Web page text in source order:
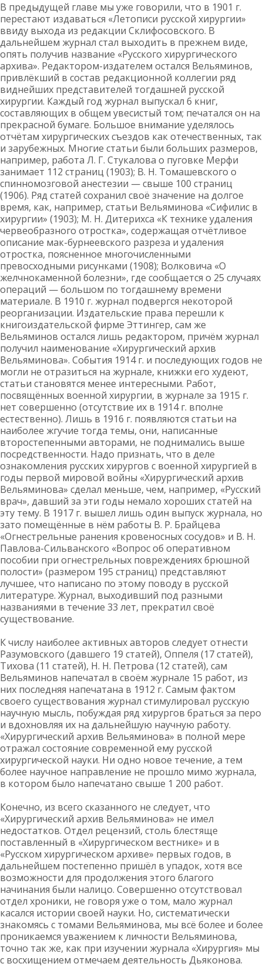
В предыдущей главе мы уже говорили, что в 1901 г.
перестают издаваться «Летописи русской хирургии»
ввиду выхода из редакции Склифосовского. В
дальнейшем журнал стал выходить в прежнем виде,
опять получив название «Русского хирургического
архива». Редактором-издателем остался Вельяминов,
привлёкший в состав редакционной коллегии ряд
виднейших представителей тогдашней русской
хирургии. Каждый год журнал выпускал 6 книг,
составляющих в общем увесистый том; печатался он на
прекрасной бумаге. Большое внимание уделялось
отчётам хирургических съездов как отечественных, так
и зарубежных. Многие статьи были больших размеров,
например, работа Л. Г. Стукалова о пуговке Мерфи
занимает 112 страниц (1903); В. Н. Томашевского о
спинномозговой анестезии — свыше 100 страниц
(1906). Ряд статей сохранил своё значение на долгое
время, как, например, статьи Вельяминова «Сифилис в
хирургии» (1903); М. Н. Дитерихса «К технике удаления
червеобразного отростка», содержащая отчётливое
описание мак-бурнеевского разреза и удаления
отростка, поясненное многочисленными
превосходными рисунками (1908); Волковича «О
желчнокаменной болезни», где сообщается о 25 случаях
операций — большом по тогдашнему времени
материале. В 1910 г. журнал подвергся некоторой
реорганизации. Издательские права перешли к
книгоиздательской фирме Эттингер, сам же
Вельяминов остался лишь редактором, причём журнал
получил наименование «Хирургический архив
Вельяминова». События 1914 г. и последующих годов не
могли не отразиться на журнале, книжки его худеют,
статьи становятся менее интересными. Работ,
посвящённых военной хирургии, в журнале за 1915 г.
нет совершенно (отсутствие их в 1914 г. вполне
естественно). Лишь в 1916 г. появляются статьи на
наиболее жгучие тогда темы, они, написанные
второстепенными авторами, не поднимались выше
посредственности. Надо признать, что в деле
ознакомления русских хирургов с военной хирургией в
годы первой мировой войны «Хирургический архив
Вельяминова» сделал меньше, чем, например, «Русский
врач», давший за эти годы немало хороших статей на
эту тему. В 1917 г. вышел лишь один выпуск журнала, но
зато помещённые в нём работы В. Р. Брайцева
«Огнестрельные ранения кровеносных сосудов» и В. Н.
Павлова-Сильванского «Вопрос об оперативном
пособии при огнестрельных повреждениях брюшной
полости» (размером 195 страниц) представляют
лучшее, что написано по этому поводу в русской
литературе. Журнал, выходивший под разными
названиями в течение 33 лет, прекратил своё
существование.
К числу наиболее активных авторов следует отнести
Разумовского (давшего 19 статей), Оппеля (17 статей),
Тихова (11 статей), Н. Н. Петрова (12 статей), сам
Вельяминов напечатал в своём журнале 15 работ, из
них последняя напечатана в 1912 г. Самым фактом
своего существования журнал стимулировал русскую
научную мысль, побуждая ряд хирургов браться за перо
и вдохновляя их на дальнейшую научную работу.
«Хирургический архив Вельяминова» в полной мере
отражал состояние современной ему русской
хирургической науки. Ни одно новое течение, а тем
более научное направление не прошло мимо журнала,
в котором было напечатано свыше 1 200 работ.
Конечно, из всего сказанного не следует, что
«Хирургический архив Вельяминова» не имел
недостатков. Отдел рецензий, столь блестяще
поставленный в «Хирургическом вестнике» и в
«Русском хирургическом архиве» первых годов, в
дальнейшем постепенно пришёл в упадок, хотя все
возможности для продолжения этого благого
начинания были налицо. Совершенно отсутствовал
отдел хроники, не говоря уже о том, мало журнал
касался истории своей науки. Но, систематически
знакомясь с томами Вельяминова, мы всё более и более
проникаемся уважением к личности Вельяминова,
точно так же, как при изучении журнала «Хирургия» мы
с восхищением отмечаем деятельность Дьяконова.